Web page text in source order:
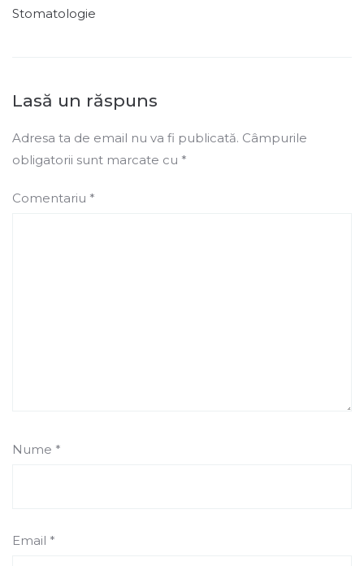
Stomatologie
Lasă un răspuns
Adresa ta de email nu va fi publicată. Câmpurile
obligatorii sunt marcate cu *
Comentariu *
Nume *
Email *